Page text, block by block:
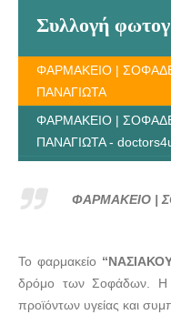
Συλλογή
ΦΑΡΜΑΚΕΙΟ |
ΠΑΝΑΓΙΩΤΑ
ΦΑΡΜΑΚΕΙΟ |
ΠΑΝΑΓΙΩΤΑ -
ΠΑΝΑΓΙΩΤΑ -
ΦΑΡΜΑΚΕΙΟ |
ΦΑΡΜΑΚΕΙΟ |
Το φαρμακείο
δρόμο των Σοφάδων. Η
προϊόντων υγείας και